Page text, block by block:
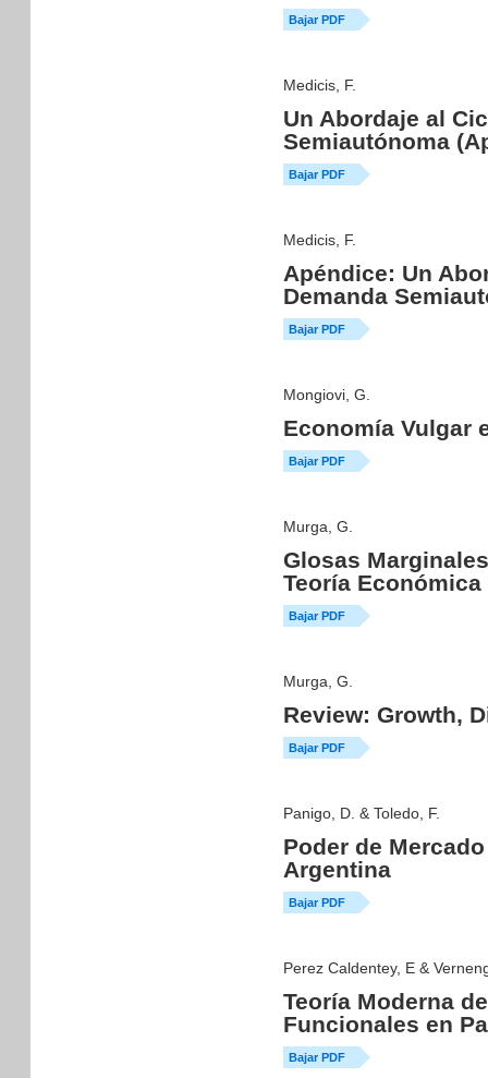
Bajar PDF
Medicis, F.
Un Abordaje al
Semiautónoma
Bajar PDF
Medicis, F.
Apéndice: Un
Demanda
Bajar PDF
Mongiovi, G.
Economía Vulgar
Bajar PDF
Murga, G.
Glosas
Teoría
Bajar PDF
Murga, G.
Review: Growth,
Bajar PDF
Panigo, D. & Toledo, F.
Poder de
Argentina
Bajar PDF
Perez Caldentey, E &
Teoría Moderna
Funcionales en
Bajar PDF